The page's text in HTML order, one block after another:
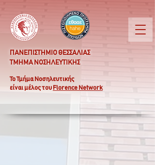
ΠΑΝΕΠΙΣΤΗΜΙΟ ΘΕΣΣΑΛΙΑΣ
ΤΜΗΜΑ ΝΟΣΗΛΕΥΤΙΚΗΣ
Το Τμήμα Νοσηλευτικής
είναι μέλος του Florence Network